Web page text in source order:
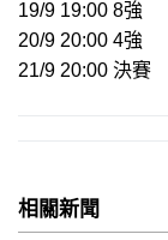
19/9 19:00 8強
20/9 20:00 4強
21/9 20:00 決賽
相關新聞